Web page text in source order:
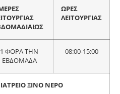
ΩΡΕΣ
ΛΕΙΤΟΥΡΓΙΑΣ
1 ΦΟΡΑ ΤΗΝ
ΕΒΔΟΜΑΔΑ
08:00-15:00
ΞΙΝΟ ΝΕΡΟ